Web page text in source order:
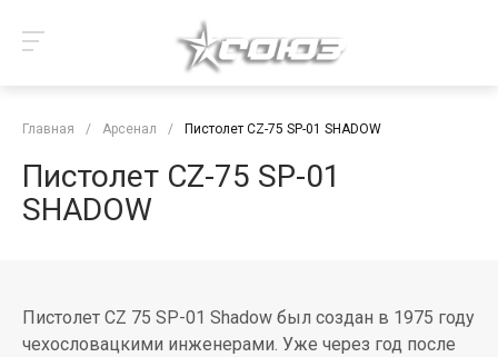
Главная / Арсенал / Пистолет CZ-75 SP-01 SHADOW
Пистолет CZ-75 SP-01
SHADOW
Пистолет СZ 75 SP-01 Shadow был создан в 1975 году
чехословацкими инженерами. Уже через год после